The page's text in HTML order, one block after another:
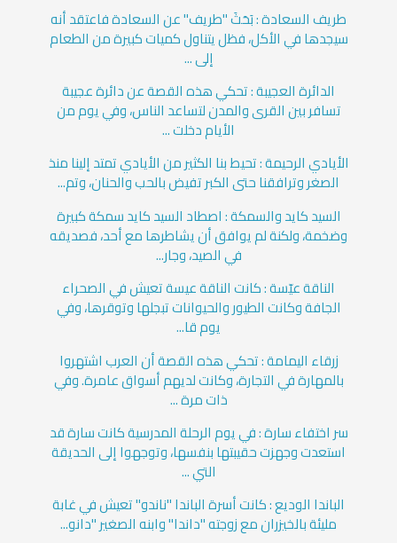
طريف السعادة : بَحَثَ "طريف" عن السعادة فاعتقد أنه
سيجدها في الأكل، فظل يتناول كميات كبيرة من الطعام
إلى ...
الدائرة العجيبة : تحكي هذه القصة عن دائرة عجيبة
تسافر بين القرى والمدن لتساعد الناس، وفي يوم من
الأيام دخلت ...
الأيادي الرحيمة : تحيط بنا الكثير من الأيادي تمتد إلينا منذ
الصغر وترافقنا حتى الكبر تفيض بالحب والحنان، وتم...
السيد كايد والسمكة : اصطاد السيد كايد سمكة كبيرة
وضخمة، ولكنة لم يوافق أن يشاطرها مع أحد، فصديقه
في الصيد، وجار...
الناقة عيّسة : كانت الناقة عيسة تعيش في الصحراء
الجافة وكانت الطيور والحيوانات تبجلها وتوقرها، وفي
يوم قا...
زرقاء اليمامة : تحكي هذه القصة أن العرب اشتهروا
بالمهارة في التجارة، وكانت لديهم أسواق عامرة. وفي
ذات مرة ...
سر اختفاء سارة : في يوم الرحلة المدرسية كانت سارة قد
استعدت وجهزت حقيبتها بنفسها، وتوجهوا إلى الحديقة
التي ...
الباندا الوديع : كانت أسرة الباندا "ناندو" تعيش في غابة
مليئة بالخيزران مع زوجته "داندا" وابنه الصغير "دانو...